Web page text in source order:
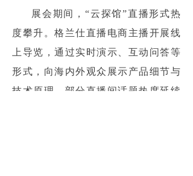
展会期间，“云探馆”直播形式热
度攀升。格兰仕直播电商主播开展线
上导览，通过实时演示、互动问答等
形式，向海内外观众展示产品细节与
技术原理。部分直播间话题热度延续